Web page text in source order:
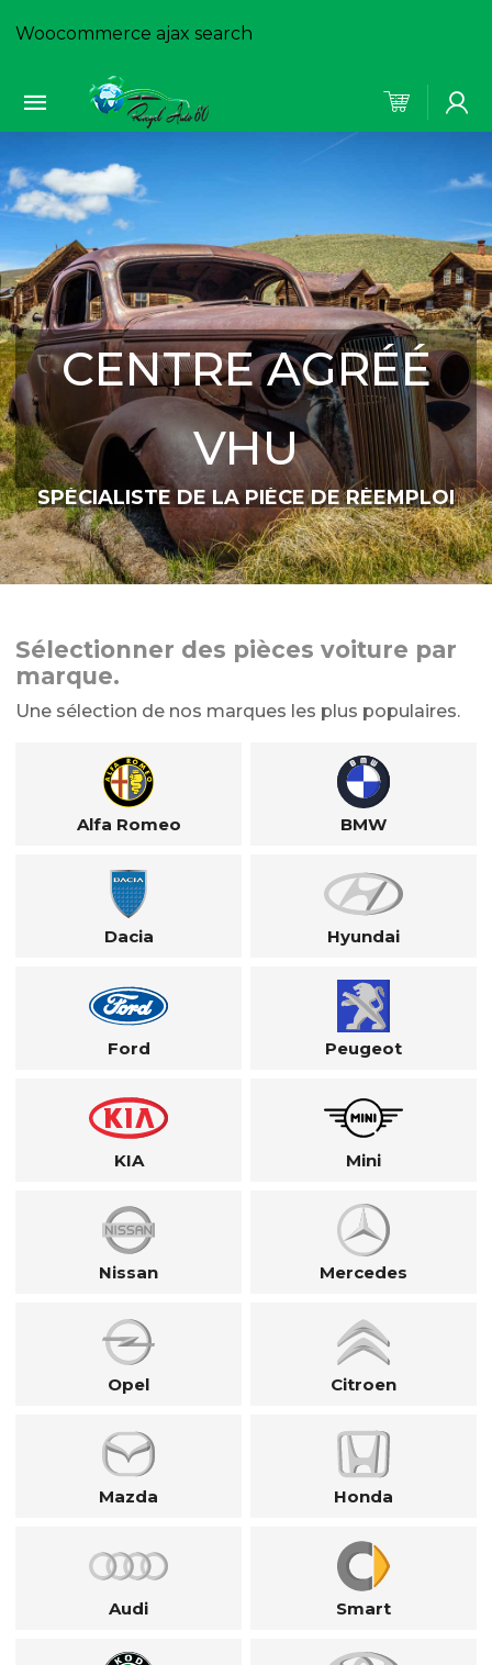
Woocommerce ajax search
CENTRE AGRÉÉ
VHU
SPÉCIALISTE DE LA PIÈCE DE RÉEMPLOI
Sélectionner des pièces voiture par
marque.
Une sélection de nos marques les plus populaires.
Alfa Romeo BMW
Dacia Hyundai
Ford Peugeot
KIA Mini
Nissan Mercedes
Opel Citroen
Mazda Honda
Audi Smart